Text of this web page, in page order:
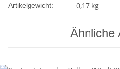
Artikelgewicht: 0,17 kg
Ähnliche